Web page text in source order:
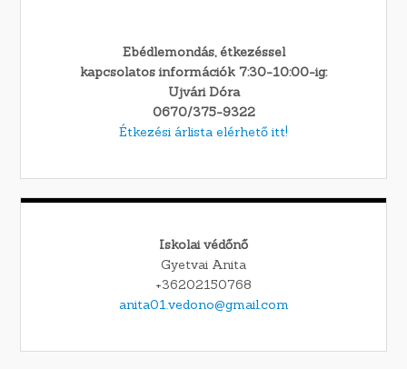
Ebédlemondás, étkezéssel
kapcsolatos információk 7:30-10:00-ig:
Ujvári Dóra
0670/375-9322
Étkezési árlista elérhető itt!
Iskolai védőnő
Gyetvai Anita
+36202150768
anita01.vedono@gmail.com